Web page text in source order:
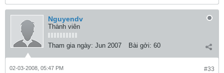
Nguyendv
Thành viên
Tham gia ngày: Jun 2007 Bài gởi: 60
#33
02-03-2008, 05:47 PM